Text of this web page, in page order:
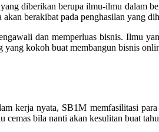
diberikan berupa ilmu-ilmu dalam
berakibat pada penghasilan yang
dan memperluas bisnis. Ilmu
kokoh buat membangun bisnis
kerja nyata, SB1M memfasilitasi
bila nanti akan kesulitan buat